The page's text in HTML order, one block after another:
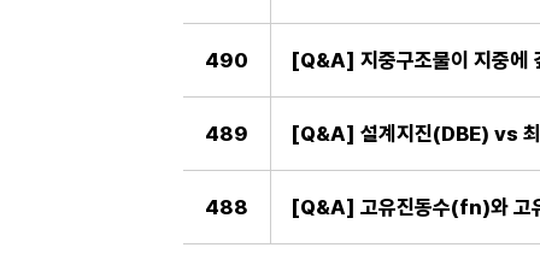
490 [Q&A] 지중구조물이 지중에
489 [Q&A] 설계지진(DBE) vs
488 [Q&A] 고유진동수(fn)와 고